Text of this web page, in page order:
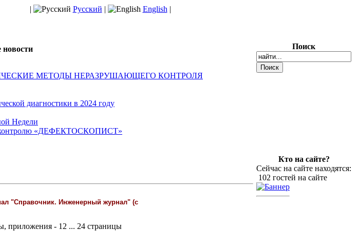
| Русский | English |
новости
МЕТОДЫ НЕРАЗРУШАЮЩЕГО КОНТРОЛЯ
диагностики в 2024 году
Недели
контролю «ДЕФЕКТОСКОПИСТ»
"Справочник. Инженерный журнал" (с
приложения - 12 ... 24 страницы
Поиск
Кто на сайте?
Сейчас на сайте находятся:
102 гостей на сайте